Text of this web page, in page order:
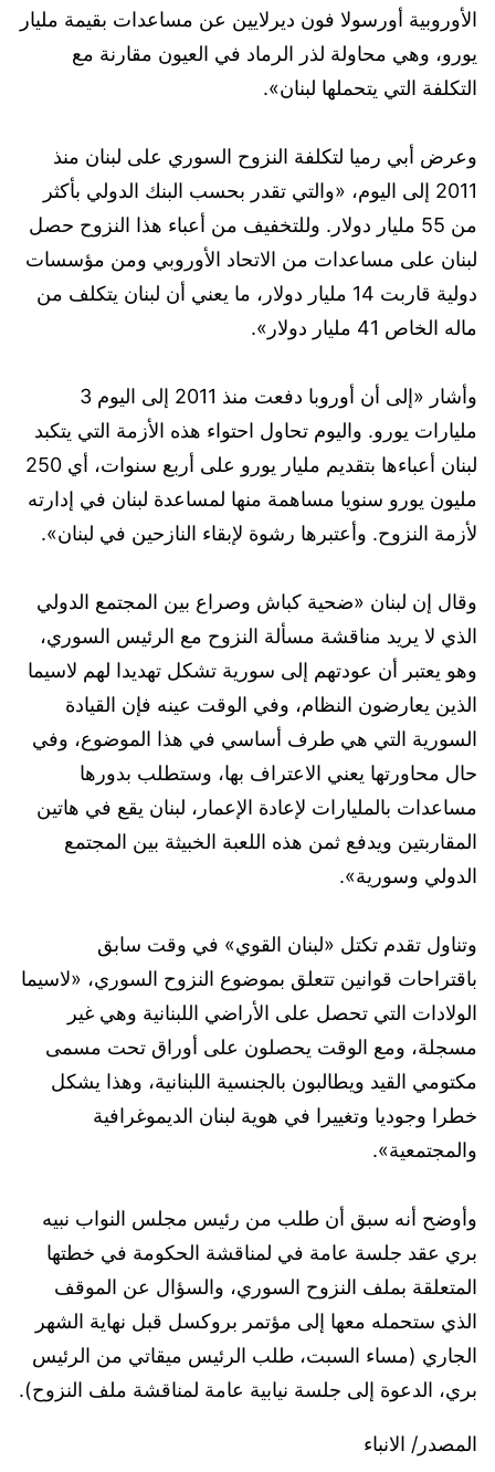
الأوروبية أورسولا فون ديرلايين عن مساعدات بقيمة مليار
يورو، وهي محاولة لذر الرماد في العيون مقارنة مع
التكلفة التي يتحملها لبنان».
وعرض أبي رميا لتكلفة النزوح السوري على لبنان منذ
2011 إلى اليوم، «والتي تقدر بحسب البنك الدولي بأكثر
من 55 مليار دولار. وللتخفيف من أعباء هذا النزوح حصل
لبنان على مساعدات من الاتحاد الأوروبي ومن مؤسسات
دولية قاربت 14 مليار دولار، ما يعني أن لبنان يتكلف من
ماله الخاص 41 مليار دولار».
وأشار «إلى أن أوروبا دفعت منذ 2011 إلى اليوم 3
مليارات يورو. واليوم تحاول احتواء هذه الأزمة التي يتكبد
لبنان أعباءها بتقديم مليار يورو على أربع سنوات، أي 250
مليون يورو سنويا مساهمة منها لمساعدة لبنان في إدارته
لأزمة النزوح. وأعتبرها رشوة لإبقاء النازحين في لبنان».
وقال إن لبنان «ضحية كباش وصراع بين المجتمع الدولي
الذي لا يريد مناقشة مسألة النزوح مع الرئيس السوري،
وهو يعتبر أن عودتهم إلى سورية تشكل تهديدا لهم لاسيما
الذين يعارضون النظام، وفي الوقت عينه فإن القيادة
السورية التي هي طرف أساسي في هذا الموضوع، وفي
حال محاورتها يعني الاعتراف بها، وستطلب بدورها
مساعدات بالمليارات لإعادة الإعمار، لبنان يقع في هاتين
المقاربتين ويدفع ثمن هذه اللعبة الخبيثة بين المجتمع
الدولي وسورية».
وتناول تقدم تكتل «لبنان القوي» في وقت سابق
باقتراحات قوانين تتعلق بموضوع النزوح السوري، «لاسيما
الولادات التي تحصل على الأراضي اللبنانية وهي غير
مسجلة، ومع الوقت يحصلون على أوراق تحت مسمى
مكتومي القيد ويطالبون بالجنسية اللبنانية، وهذا يشكل
خطرا وجوديا وتغييرا في هوية لبنان الديموغرافية
والمجتمعية».
وأوضح أنه سبق أن طلب من رئيس مجلس النواب نبيه
بري عقد جلسة عامة في لمناقشة الحكومة في خطتها
المتعلقة بملف النزوح السوري، والسؤال عن الموقف
الذي ستحمله معها إلى مؤتمر بروكسل قبل نهاية الشهر
الجاري (مساء السبت، طلب الرئيس ميقاتي من الرئيس
بري، الدعوة إلى جلسة نيابية عامة لمناقشة ملف النزوح).
المصدر/ الانباء